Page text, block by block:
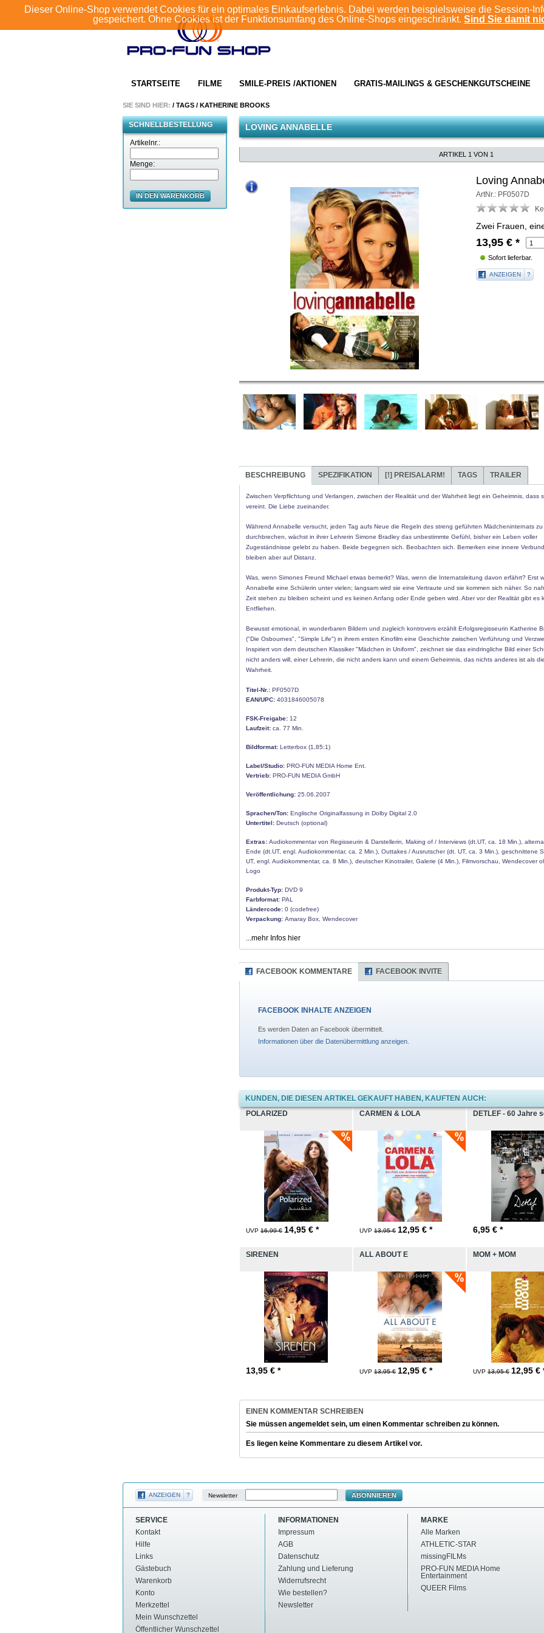
Dieser Online-Shop verwendet Cookies für ein optimales Einkaufserlebnis. Dabei werden beispielsweise die Session-
gespeichert. Ohne Cookies ist der Funktionsumfang des Online-Shops eingeschränkt. Sind Sie damit
STARTSEITE FILME SMILE-PREIS /AKTIONEN GRATIS-MAILINGS & GESCHENKGUTSCHEINE
SIE SIND HIER: / TAGS / KATHERINE BROOKS
SCHNELLBESTELLUNG
Artikelnr.:
Menge:
IN DEN WARENKORB
LOVING ANNABELLE
ARTIKEL 1 VON 1
Loving
ArtNr.: PF0507D
Zwei Frauen,
13,95 € *
Sofort lieferbar.
ANZEIGEN ?
BESCHREIBUNG SPEZIFIKATION [!] PREISALARM! TAGS TRAILER
Zwischen Verpflichtung und Verlangen, zwischen der Realität und der Wahrheit liegt ein Geheimnis, dass
vereint. Die Liebe zueinander.
Während Annabelle versucht, jeden Tag aufs Neue die Regeln des streng geführten Mädcheninternats zu
durchbrechen, wächst in ihrer Lehrerin Simone Bradley das unbestimmte Gefühl, bisher ein Leben voller
Zugeständnisse gelebt zu haben. Beide begegnen sich. Beobachten sich. Bemerken eine innere
bleiben aber auf Distanz.
Was, wenn Simones Freund Michael etwas bemerkt? Was, wenn die Internatsleitung davon erfährt? Erst
Annabelle eine Schülerin unter vielen; langsam wird sie eine Vertraute und sie kommen sich näher. So
Zeit stehen zu bleiben scheint und es keinen Anfang oder Ende geben wird. Aber vor der Realität gibt es
Entfliehen.
Bewusst emotional, in wunderbaren Bildern und zugleich kontrovers erzählt Erfolgsregisseurin Katherine
("Die Osbournes", "Simple Life") in ihrem ersten Kinofilm eine Geschichte zwischen Verführung und
Inspiriert von dem deutschen Klassiker "Mädchen in Uniform", zeichnet sie das eindringliche Bild einer
nicht anders will, einer Lehrerin, die nicht anders kann und einem Geheimnis, das nichts anderes ist als die
Wahrheit.
Titel-Nr.: PF0507D
EAN/UPC: 4031846005078
FSK-Freigabe: 12
Laufzeit: ca. 77 Min.
Bildformat: Letterbox (1,85:1)
Label/Studio: PRO-FUN MEDIA Home Ent.
Vertrieb: PRO-FUN MEDIA GmbH
Veröffentlichung: 25.06.2007
Sprachen/Ton: Englische Originalfassung in Dolby Digital 2.0
Untertitel: Deutsch (optional)
Extras: Audiokommentar von Regisseurin & Darstellerin, Making of / Interviews (dt.UT, ca. 18 Min.),
Ende (dt.UT, engl. Audiokommentar, ca. 2 Min.), Outtakes / Ausrutscher (dt. UT, ca. 3 Min.), geschnittene
UT, engl. Audiokommentar, ca. 8 Min.), deutscher Kinotrailer, Galerie (4 Min.), Filmvorschau, Wendecover
Logo
Produkt-Typ: DVD 9
Farbformat: PAL
Ländercode: 0 (codefree)
Verpackung: Amaray Box, Wendecover
...mehr Infos hier
FACEBOOK KOMMENTARE FACEBOOK INVITE
FACEBOOK INHALTE ANZEIGEN
Es werden Daten an Facebook übermittelt.
Informationen über die Datenübermittlung anzeigen.
KUNDEN, DIE DIESEN ARTIKEL GEKAUFT HABEN, KAUFTEN AUCH:
POLARIZED
UVP 16,99 € 14,95 € *
CARMEN & LOLA
UVP 13,95 € 12,95 € *
DETLEF - 60 Jahre
6,95 € *
SIRENEN
13,95 € *
ALL ABOUT E
UVP 13,95 € 12,95 € *
MOM + MOM
UVP 13,95 € 12,95 €
EINEN KOMMENTAR SCHREIBEN
Sie müssen angemeldet sein, um einen Kommentar schreiben zu können.
Es liegen keine Kommentare zu diesem Artikel vor.
ANZEIGEN ? Newsletter ABONNIEREN
SERVICE
Kontakt
Hilfe
Links
Gästebuch
Warenkorb
Konto
Merkzettel
Mein Wunschzettel
Öffentlicher Wunschzettel
INFORMATIONEN
Impressum
AGB
Datenschutz
Zahlung und Lieferung
Widerrufsrecht
Wie bestellen?
Newsletter
MARKE
Alle Marken
ATHLETIC-STAR
missingFILMs
PRO-FUN MEDIA Home
Entertainment
QUEER Films